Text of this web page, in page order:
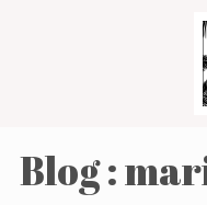
Blog :